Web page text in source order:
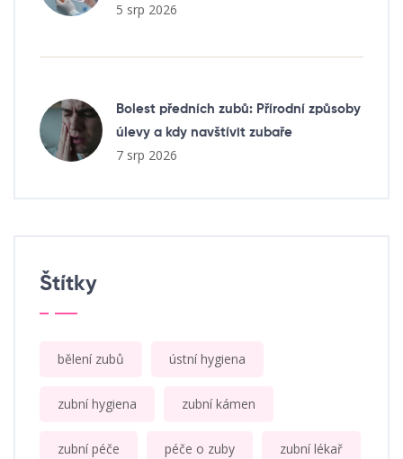
5 srp 2026
Bolest předních zubů: Přírodní způsoby
úlevy a kdy navštívit zubaře
7 srp 2026
Štítky
bělení zubů ústní hygiena
zubní hygiena zubní kámen
zubní péče péče o zuby zubní lékař